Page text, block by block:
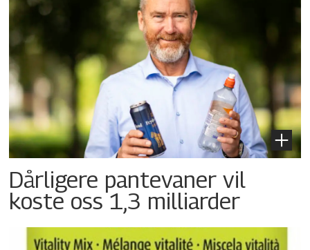
Dårligere pantevaner vil
koste oss 1,3 milliarder